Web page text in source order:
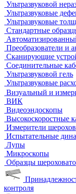
Термостаты, бани и
Бани
Бани серологические
Водяные бани
Инкубаторы
Масляные бани
Песчаные бани
Сухие бани
Термостаты
Термостаты
Термостаты
Химическое и
Ультразвуковой
Ультразвуковые
Ультразвуковые
Стандартные
Преобразователи и
Сканирующие
Соединительные
Ультразвуковой гель
Ультразвуковые